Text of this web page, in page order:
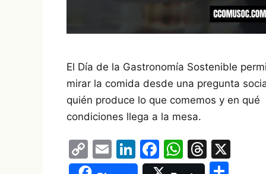
El Día de la Gastronomía Sostenible
mirar la comida desde una pregunta
quién produce lo que comemos y en qué
condiciones llega a la mesa.
C
o
E
m
Li
n
F
a
W
h
T
hr